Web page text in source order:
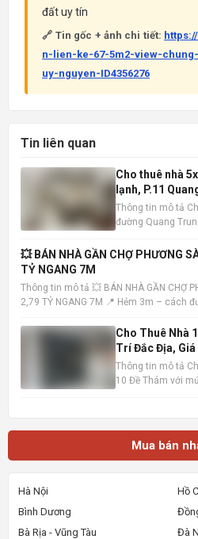
đất uy tín
🔗 Tin gốc + ảnh chi tiết:
n-lien-ke-67-5m2-view-
uy-nguyen-ID4356276
Tin liên quan
Cho thuê nhà
lạnh, P.11
10tr/tháng
Thông tin mô tả
đường Quang
và 3 phòng tắm.
địa, khu dâ
💥 BÁN NHÀ GẦN CHỢ PHƯƠNG
TỶ NGANG 7M
Thông tin mô tả 💥 BÁN NHÀ GẦN CHỢ
2,79 TỶ NGANG 7M 📍 Hẻm 3m – cách
trệt 1 lầu – hướng Tây Bắc – sổ hồng
Cho Thuê Nhà
Trí Đắc Địa,
Thông tin mô tả
10 Đề Thám với
Mua bán
Hà Nội
Hồ
Bình Dương
Bà Rịa - Vũng Tàu
Đà